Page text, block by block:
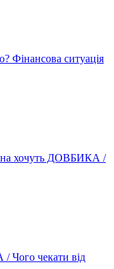
Фінансова ситуація
хочуть ДОВБИКА /
чекати від